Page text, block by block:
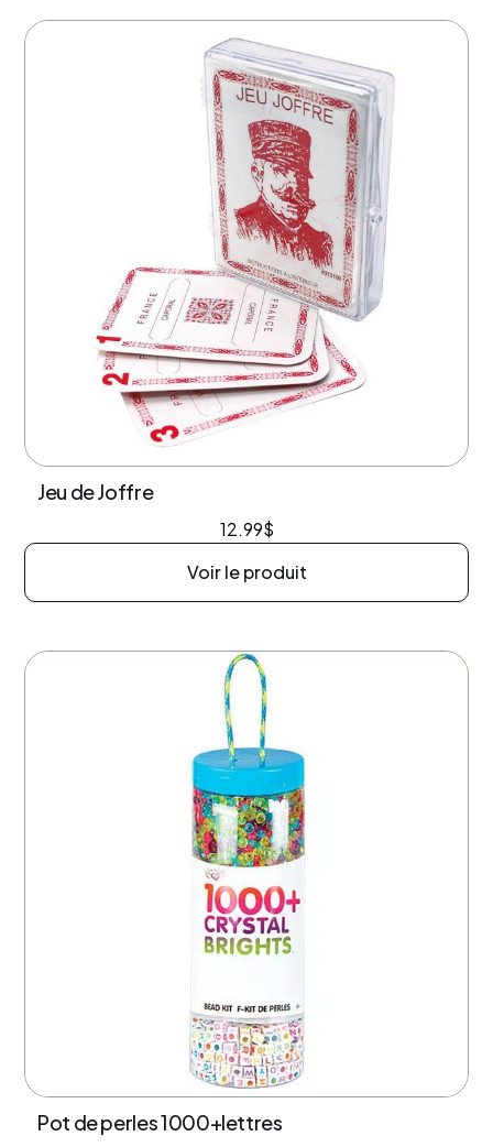
Jeu de Joffre
12.99$
Voir le produit
Pot de perles 1000+lettres